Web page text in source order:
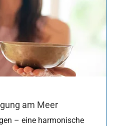
am Meer
– eine harmonische